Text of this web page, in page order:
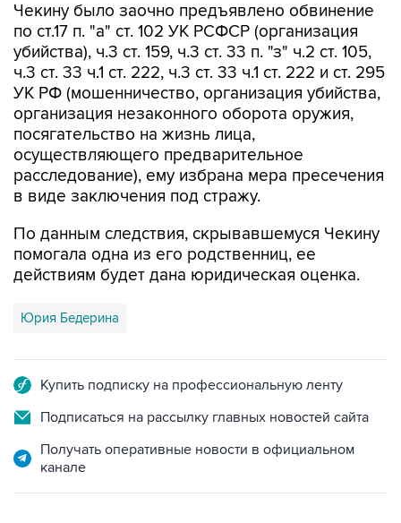
Чекину было заочно предъявлено обвинение
по ст.17 п. "а" ст. 102 УК РСФСР (организация
убийства), ч.3 ст. 159, ч.3 ст. 33 п. "з" ч.2 ст. 105,
ч.3 ст. 33 ч.1 ст. 222, ч.3 ст. 33 ч.1 ст. 222 и ст. 295
УК РФ (мошенничество, организация убийства,
организация незаконного оборота оружия,
посягательство на жизнь лица,
осуществляющего предварительное
расследование), ему избрана мера пресечения
в виде заключения под стражу.
По данным следствия, скрывавшемуся Чекину
помогала одна из его родственниц, ее
действиям будет дана юридическая оценка.
Юрия Бедерина
Купить подписку на профессиональную ленту
Подписаться на рассылку главных новостей сайта
Получать оперативные новости в официальном
канале